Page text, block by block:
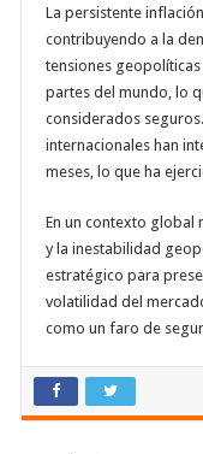
La persistente
contribuyendo a la
tensiones
partes del mundo, lo
considerados
internacionales han
meses, lo que ha
En un contexto global
y la inestabilidad
estratégico para
volatilidad del
como un faro de